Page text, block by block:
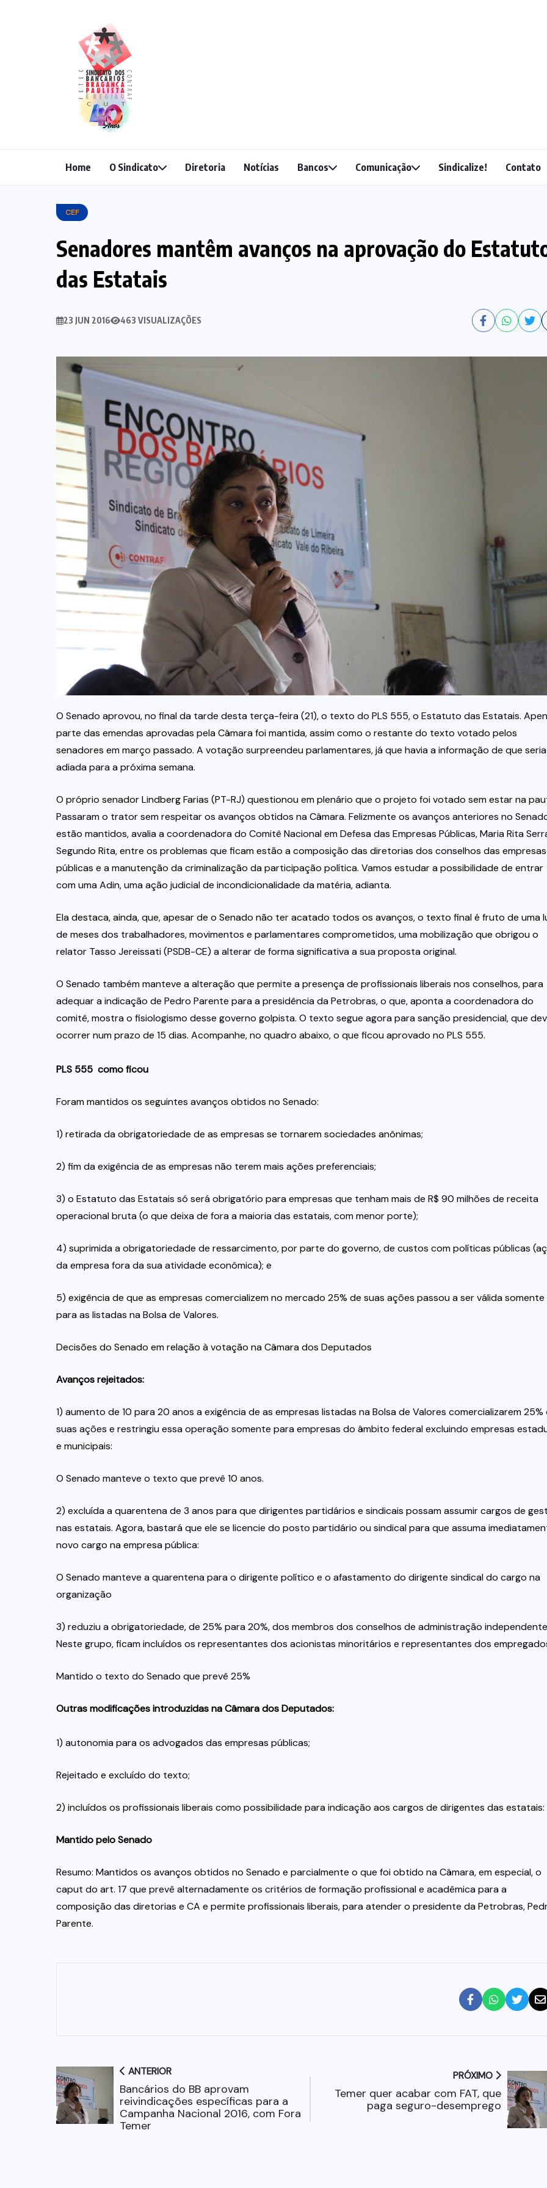
Home O Sindicato Diretoria Notícias Bancos Comunicação Sindicalize! Contato
CEF
Senadores mantêm avanços na aprovação do
das Estatais
23 JUN 2016 463 VISUALIZAÇÕES
O Senado aprovou, no final da tarde desta terça-feira (21), o texto do PLS 555, o Estatuto das Estatais.
parte das emendas aprovadas pela Câmara foi mantida, assim como o restante do texto votado pelos
senadores em março passado. A votação surpreendeu parlamentares, já que havia a informação de que seria
adiada para a próxima semana.
O próprio senador Lindberg Farias (PT-RJ) questionou em plenário que o projeto foi votado sem estar na
Passaram o trator sem respeitar os avanços obtidos na Câmara. Felizmente os avanços anteriores no
estão mantidos, avalia a coordenadora do Comitê Nacional em Defesa das Empresas Públicas, Maria Rita
Segundo Rita, entre os problemas que ficam estão a composição das diretorias dos conselhos das empresas
públicas e a manutenção da criminalização da participação política. Vamos estudar a possibilidade de entrar
com uma Adin, uma ação judicial de incondicionalidade da matéria, adianta.
Ela destaca, ainda, que, apesar de o Senado não ter acatado todos os avanços, o texto final é fruto de uma
de meses dos trabalhadores, movimentos e parlamentares comprometidos, uma mobilização que obrigou o
relator Tasso Jereissati (PSDB-CE) a alterar de forma significativa a sua proposta original.
O Senado também manteve a alteração que permite a presença de profissionais liberais nos conselhos, para
adequar a indicação de Pedro Parente para a presidência da Petrobras, o que, aponta a coordenadora do
comitê, mostra o fisiologismo desse governo golpista. O texto segue agora para sanção presidencial, que
ocorrer num prazo de 15 dias. Acompanhe, no quadro abaixo, o que ficou aprovado no PLS 555.
PLS 555  como ficou
Foram mantidos os seguintes avanços obtidos no Senado:
1) retirada da obrigatoriedade de as empresas se tornarem sociedades anônimas;
2) fim da exigência de as empresas não terem mais ações preferenciais;
3) o Estatuto das Estatais só será obrigatório para empresas que tenham mais de R$ 90 milhões de receita
operacional bruta (o que deixa de fora a maioria das estatais, com menor porte);
4) suprimida a obrigatoriedade de ressarcimento, por parte do governo, de custos com políticas públicas
da empresa fora da sua atividade econômica); e
5) exigência de que as empresas comercializem no mercado 25% de suas ações passou a ser válida somente
para as listadas na Bolsa de Valores.
Decisões do Senado em relação à votação na Câmara dos Deputados
Avanços rejeitados:
1) aumento de 10 para 20 anos a exigência de as empresas listadas na Bolsa de Valores comercializarem 25%
suas ações e restringiu essa operação somente para empresas do âmbito federal excluindo empresas
e municipais:
O Senado manteve o texto que prevê 10 anos.
2) excluída a quarentena de 3 anos para que dirigentes partidários e sindicais possam assumir cargos de
nas estatais. Agora, bastará que ele se licencie do posto partidário ou sindical para que assuma
novo cargo na empresa pública:
O Senado manteve a quarentena para o dirigente político e o afastamento do dirigente sindical do cargo na
organização
3) reduziu a obrigatoriedade, de 25% para 20%, dos membros dos conselhos de administração
Neste grupo, ficam incluídos os representantes dos acionistas minoritários e representantes dos
Mantido o texto do Senado que prevê 25%
Outras modificações introduzidas na Câmara dos Deputados:
1) autonomia para os advogados das empresas públicas;
Rejeitado e excluído do texto;
2) incluídos os profissionais liberais como possibilidade para indicação aos cargos de dirigentes das estatais:
Mantido pelo Senado
Resumo: Mantidos os avanços obtidos no Senado e parcialmente o que foi obtido na Câmara, em especial, o
caput do art. 17 que prevê alternadamente os critérios de formação profissional e acadêmica para a
composição das diretorias e CA e permite profissionais liberais, para atender o presidente da Petrobras,
Parente.
ANTERIOR
Bancários do BB aprovam
reivindicações específicas para a
Campanha Nacional 2016, com Fora
Temer
PRÓXIMO
Temer quer acabar com FAT, que
paga seguro-desemprego